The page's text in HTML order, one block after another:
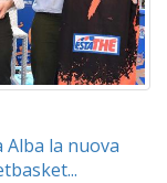
la nuova